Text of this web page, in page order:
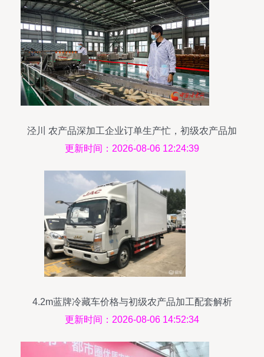
泾川 农产品深加工企业订单生产忙，初级农产品加
工开启新篇章
更新时间：2026-08-06 12:24:39
4.2m蓝牌冷藏车价格与初级农产品加工配套解析
更新时间：2026-08-06 14:52:34